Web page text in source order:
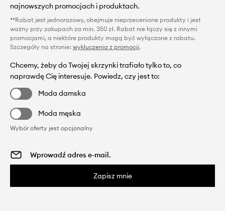
najnowszych promocjach i produktach.
**Rabat jest jednorazowy, obejmuje nieprzecenione produkty i jest
ważny przy zakupach za min. 350 zł. Rabat nie łączy się z innymi
promocjami, a niektóre produkty mogą być wyłączone z rabatu.
Szczegóły na stronie: wykluczenia z promocji.
Chcemy, żeby do Twojej skrzynki trafiało tylko to, co
naprawdę Cię interesuje. Powiedz, czy jest to:
Moda damska
Moda męska
Wybór oferty jest opcjonalny
Zapisz mnie